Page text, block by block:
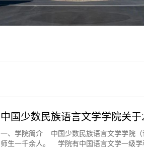
中国少数民族语言文学学院关
一、学院简介 中国少数民族语言文学学院（
师生一千余人。 学院有中国语言文学一级学